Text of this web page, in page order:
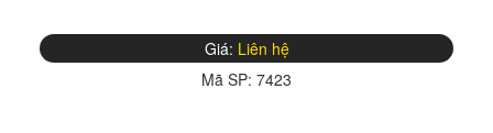
Giá: Liên hệ
Mã SP: 7423